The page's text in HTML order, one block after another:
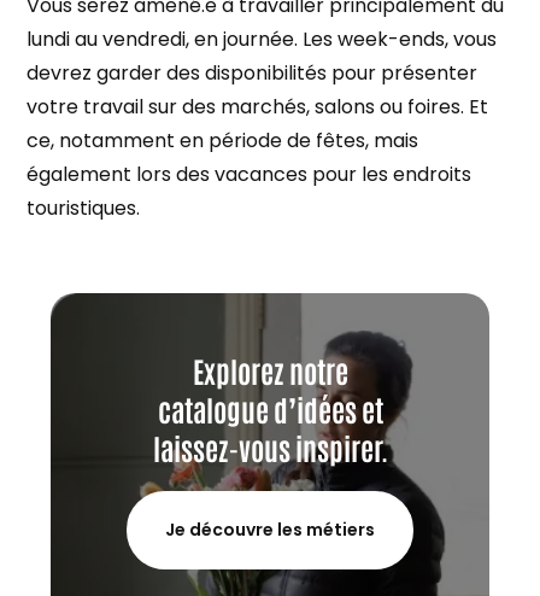
lundi au vendredi, en journée. Les week-ends, vous
devrez garder des disponibilités pour présenter
votre travail sur des marchés, salons ou foires. Et
ce, notamment en période de fêtes, mais
également lors des vacances pour les endroits
touristiques.
Explorez notre
catalogue d’idées et
laissez-vous inspirer.
Je découvre les métiers